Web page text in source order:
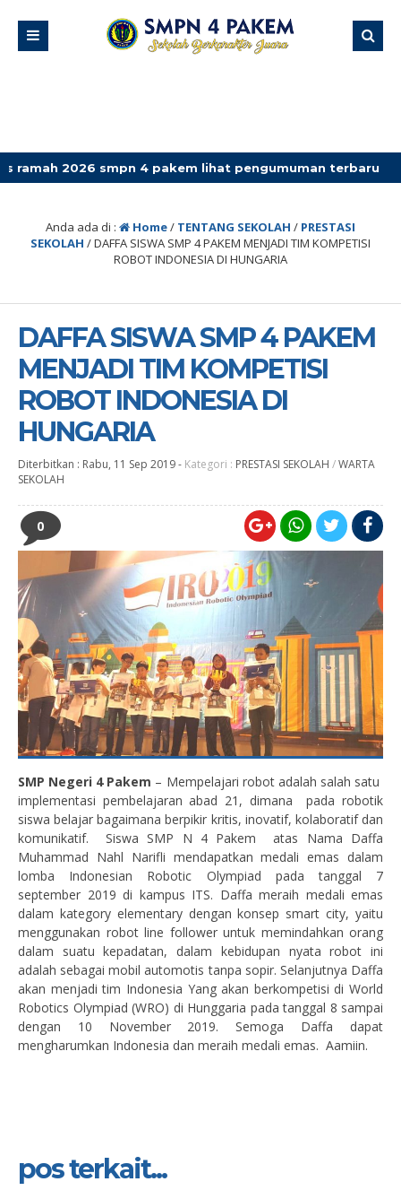
4 pakem lihat pengumuman terbaru
Anda ada di : Home/ TENTANG SEKOLAH / PRESTASI
SEKOLAH /DAFFA SISWA SMP 4 PAKEM MENJADI TIM KOMPETISI
ROBOT INDONESIA DI HUNGARIA
DAFFA SISWA SMP 4 PAKEM
MENJADI TIM KOMPETISI
ROBOT INDONESIA DI
HUNGARIA
Diterbitkan : Rabu, 11 Sep 2019- Kategori : PRESTASI SEKOLAH /WARTA
SEKOLAH
0
SMP Negeri 4 Pakem – Mempelajari robot adalah salah satu
implementasi pembelajaran abad 21, dimana pada robotik
siswa belajar bagaimana berpikir kritis, inovatif, kolaboratif dan
komunikatif. Siswa SMP N 4 Pakem atas Nama Daffa
Muhammad Nahl Narifli mendapatkan medali emas dalam
lomba Indonesian Robotic Olympiad pada tanggal 7
september 2019 di kampus ITS. Daffa meraih medali emas
dalam kategory elementary dengan konsep smart city, yaitu
menggunakan robot line follower untuk memindahkan orang
dalam suatu kepadatan, dalam kebidupan nyata robot ini
adalah sebagai mobil automotis tanpa sopir. Selanjutnya Daffa
akan menjadi tim Indonesia Yang akan berkompetisi di World
Robotics Olympiad (WRO) di Hunggaria pada tanggal 8 sampai
dengan 10 November 2019. Semoga Daffa dapat
mengharumkan Indonesia dan meraih medali emas. Aamiin.
pos terkait...